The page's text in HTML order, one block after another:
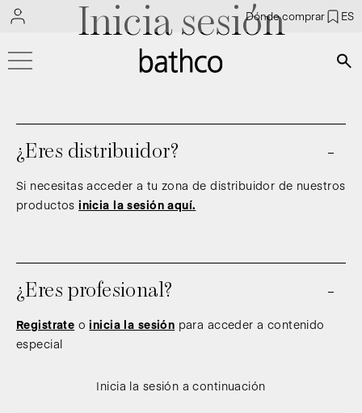
Dónde comprar ES
Inicia sesión
¿Eres distribuidor?
Si necesitas acceder a tu zona de distribuidor de nuestros
productosinicia la sesión aquí.
¿Eres profesional?
Registrate oinicia la sesión para acceder a contenido
especial
Inicia la sesión a continuación